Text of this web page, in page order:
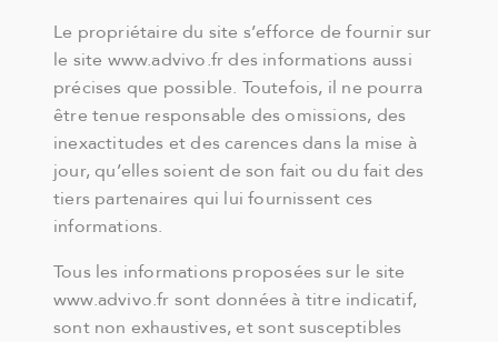
Le propriétaire du site s’efforce de fournir sur
le site www.advivo.fr des informations aussi
précises que possible. Toutefois, il ne pourra
être tenue responsable des omissions, des
inexactitudes et des carences dans la mise à
jour, qu’elles soient de son fait ou du fait des
tiers partenaires qui lui fournissent ces
informations.
Tous les informations proposées sur le site
www.advivo.fr sont données à titre indicatif,
sont non exhaustives, et sont susceptibles